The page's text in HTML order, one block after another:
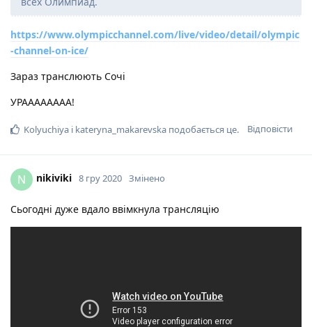
https://www.olympicchannel.com/live/video/detail/olympic
-channel-on-ice/
Зараз транслюють Сочі
УРАААААААА!
Відповісти
Kolyuchiya і kateryna_makarevska подобається це.
N nikiviki 8 гру 2020 Змінено
Сьогодні дуже вдало ввімкнула трансляцію